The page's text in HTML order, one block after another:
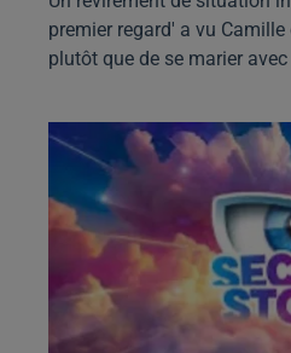
premier regard' a vu
plutôt que de se marier